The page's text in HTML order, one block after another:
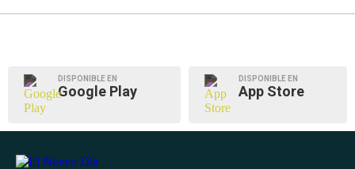
DISPONIBLE EN
Google Play
DISPONIBLE EN
App Store